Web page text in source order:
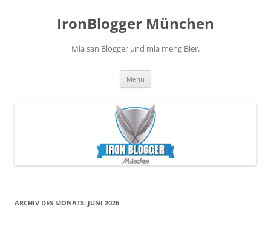
IronBlogger München
Mia san Blogger und mia meng Bier.
Menü
ARCHIV DES MONATS: JUNI 2026